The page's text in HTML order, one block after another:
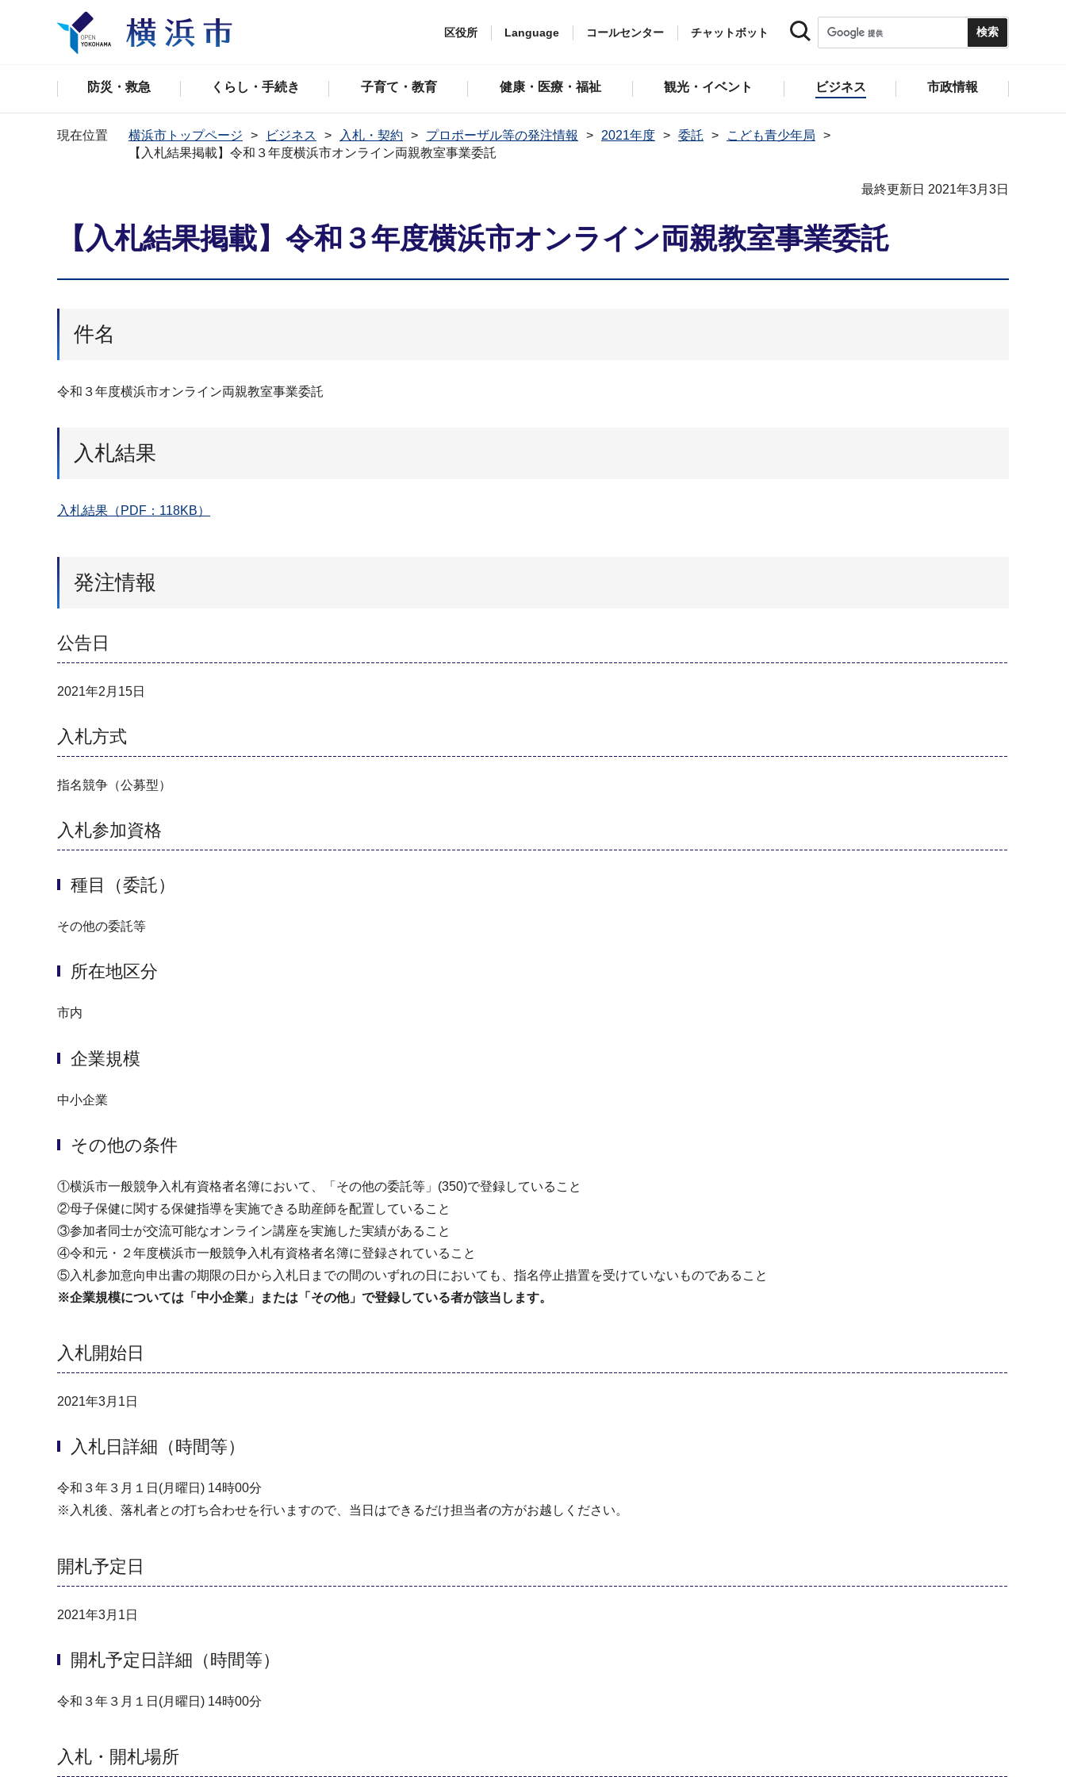
区役所 Language コールセンター チャットボット
防災・救急 くらし・手続き 子育て・教育 健康・医療・福祉 観光・イベント ビジネス 市政情報
現在位置 横浜市トップページ ビジネス 入札・契約 プロポーザル等の発注情報 2021年度 委託
こども青少年局
【入札結果掲載】令和３年度横浜市オンライン両親教室事業委託
最終更新日 2021年3月3日
【入札結果掲載】令和３年度横浜市オンライン両親教室事業委託
件名
令和３年度横浜市オンライン両親教室事業委託
入札結果
入札結果（PDF：118KB）
発注情報
公告日
2021年2月15日
入札方式
指名競争（公募型）
入札参加資格
種目（委託）
その他の委託等
所在地区分
市内
企業規模
中小企業
その他の条件
①横浜市⼀般競争⼊札有資格者名簿において、「その他の委託等」(350)で登録していること
②母子保健に関する保健指導を実施できる助産師を配置していること
③参加者同士が交流可能なオンライン講座を実施した実績があること
④令和元・２年度横浜市⼀般競争⼊札有資格者名簿に登録されていること
⑤⼊札参加意向申出書の期限の⽇から⼊札⽇までの間のいずれの⽇においても、指名停⽌措置を受けていないものであること
※企業規模については「中小企業」または「その他」で登録している者が該当します。
入札開始日
2021年3月1日
入札日詳細（時間等）
令和３年３⽉１⽇(月曜日) 14時00分
※⼊札後、落札者との打ち合わせを⾏いますので、当⽇はできるだけ担当者の⽅がお越しください。
開札予定日
2021年3月1日
開札予定日詳細（時間等）
令和３年３⽉１⽇(月曜日) 14時00分
入札・開札場所